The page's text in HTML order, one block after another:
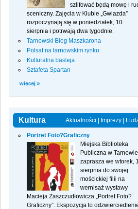
szlifować będą mowę i
sceniczny. Zajęcia w Klubie „Gwiazda”
rozpoczynają się w poniedziałek, 10
sierpnia i potrwają dwa tygodnie.
Tarnowski Bieg Maszkarona
Polsat na tarnowskim rynku
Kulturalna basteja
Sztafeta Spartan
więcej »
Kultura Aktualności Imprezy
Portret Foto?Graficzny
Miejska Biblioteka
Publiczna w Tarnowie
zaprasza we wtorek,
sierpnia do swojej
mościckiej filii na
wernisaż wystawy
Macieja Zaszczudłowicza „Portret Foto?
Graficzny”. Ekspozycja to